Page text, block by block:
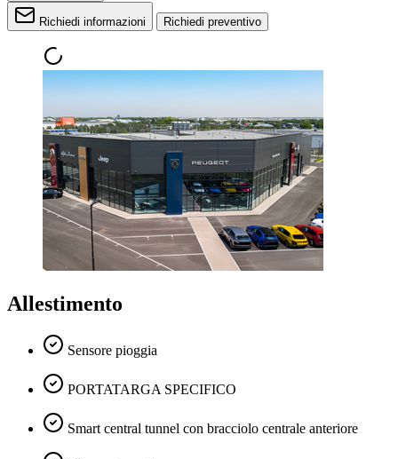
Richiedi informazioni Richiedi preventivo
Allestimento
Sensore pioggia
PORTATARGA SPECIFICO
Smart central tunnel con bracciolo centrale anteriore